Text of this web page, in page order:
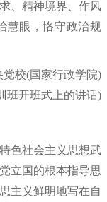
、精神境界、作风
慧眼，恪守政治规
校(国家行政学院)
班开班式上的讲话)
色社会主义思想武
立国的根本指导思
主义鲜明地写在自